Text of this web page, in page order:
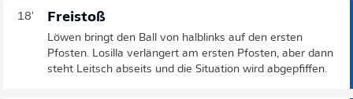
18' Freistoß
Löwen bringt den Ball von halblinks auf den ersten
Pfosten. Losilla verlängert am ersten Pfosten, aber dann
steht Leitsch abseits und die Situation wird abgepfiffen.